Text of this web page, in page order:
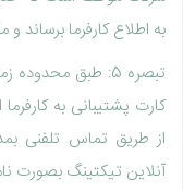
به اطلاع کارفرما برساند
کارت پشتیبانی به
آنلاین تیکتینگ بصورت